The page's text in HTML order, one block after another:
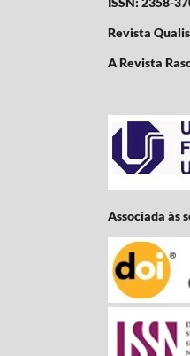
Revista
A Revista
Associada às